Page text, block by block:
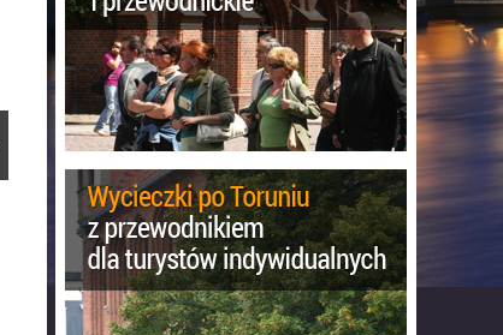
Ratusz Staromiejski Katedra Świętojańska